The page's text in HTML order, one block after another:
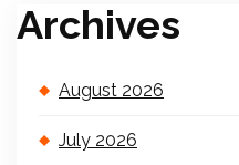
Archives
August 2026
July 2026